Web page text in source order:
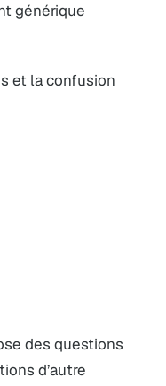
générique
et la confusion
des questions
d’autre